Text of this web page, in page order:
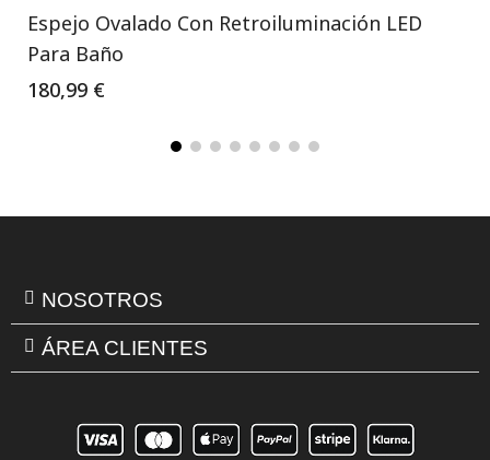
Espejo Ovalado Con Retroiluminación LED
Para Baño
180,99 €
NOSOTROS
ÁREA CLIENTES